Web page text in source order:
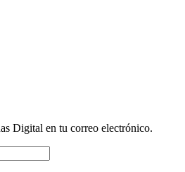
Digital en tu correo electrónico.